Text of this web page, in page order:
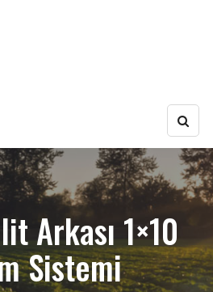
Arkası 1×10
Sistemi